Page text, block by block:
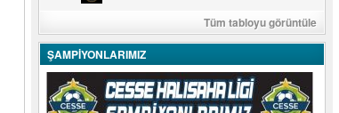
Tüm tabloyu görüntüle
ŞAMPİYONLARIMIZ